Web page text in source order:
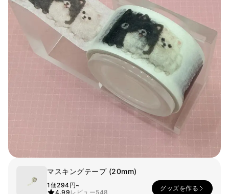
マスキングテープ (20mm)
1個294円~
4.99 レビュー548
グッズを作る
文具/オフィス
リビング
フレーム
スウェッ
トシャツ
フードパ
ーカー
ップ
アウター パンツ
法被/ロー